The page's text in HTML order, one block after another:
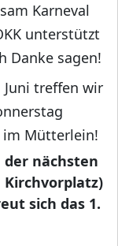
Karneval
unterstützt
Danke sagen!
Juni treffen wir
im Mütterlein!
der nächsten
Kirchvorplatz)
sich das 1.